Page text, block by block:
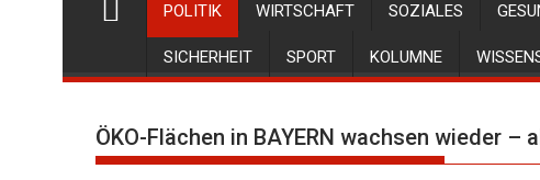
POLITIK WIRTSCHAFT SOZIALES
SICHERHEIT SPORT KOLUMNE
ÖKO-Flächen in BAYERN wachsen wieder –